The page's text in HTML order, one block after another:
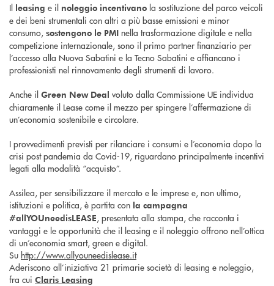
Il leasing e il noleggio incentivano la sostituzione del parco veicoli
e dei beni strumentali con altri a più basse emissioni e minor
consumo, sostengono le PMI nella trasformazione digitale e nella
competizione internazionale, sono il primo partner finanziario per
l’accesso alla Nuova Sabatini e la Tecno Sabatini e affiancano i
professionisti nel rinnovamento degli strumenti di lavoro.
Anche il Green New Deal voluto dalla Commissione UE individua
chiaramente il Lease come il mezzo per spingere l’affermazione di
un’economia sostenibile e circolare.
I provvedimenti previsti per rilanciare i consumi e l’economia dopo la
crisi post pandemia da Covid-19, riguardano principalmente incentivi
legati alla modalità “acquisto”.
Assilea, per sensibilizzare il mercato e le imprese e, non ultimo,
istituzioni e politica, è partita con la campagna
#allYOUneedisLEASE, presentata alla stampa, che racconta i
vantaggi e le opportunità che il leasing e il noleggio offrono nell’ottica
di un’economia smart, green e digital.
Su http://www.allyouneedislease.it
Aderiscono all’iniziativa 21 primarie società di leasing e noleggio,
fra cui Claris Leasing